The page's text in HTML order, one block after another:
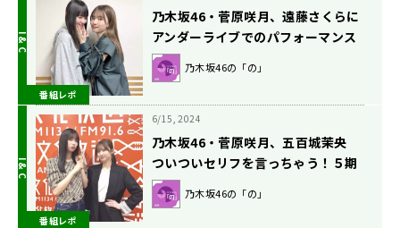
番組レポ
乃木坂46・菅原咲月、遠藤さくらに
アンダーライブでのパフォーマンス
を褒められにっこり 「ちょっと恥ず
かしくなりますね」
乃木坂46の「の」
番組レポ
6/15, 2024
乃木坂46・菅原咲月、五百城茉央
ついついセリフを言っちゃう！５期
生に広がる“セラミュロス”を語る
乃木坂46の「の」